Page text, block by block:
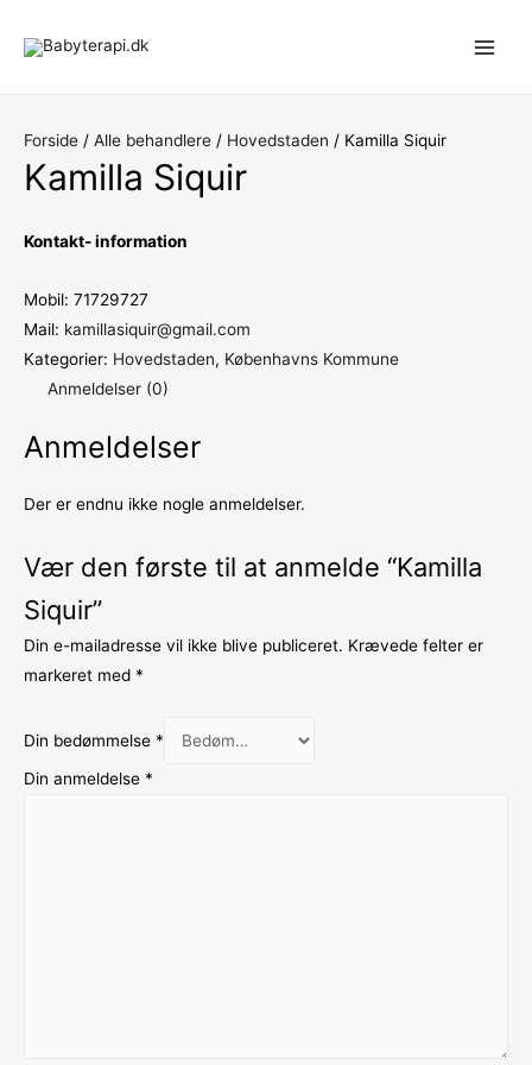
Forside / Alle behandlere / Hovedstaden / Kamilla Siquir
Kamilla Siquir
Kontakt- information
Mobil: 71729727
Mail: kamillasiquir@gmail.com
Kategorier: Hovedstaden, Københavns Kommune
Anmeldelser (0)
Anmeldelser
Der er endnu ikke nogle anmeldelser.
Vær den første til at anmelde “Kamilla
Siquir”
Din e-mailadresse vil ikke blive publiceret. Krævede felter er
markeret med *
Din bedømmelse *
Din anmeldelse *